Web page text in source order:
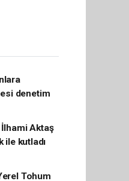
denetim
Aktaş
ile kutladı
Tohum